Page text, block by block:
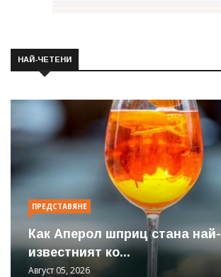
НАЙ-ЧЕТЕНИ
ПРЕДСТАВЯНЕ
Как Аперол шприц стана най-
известният ко...
Август 05, 2026